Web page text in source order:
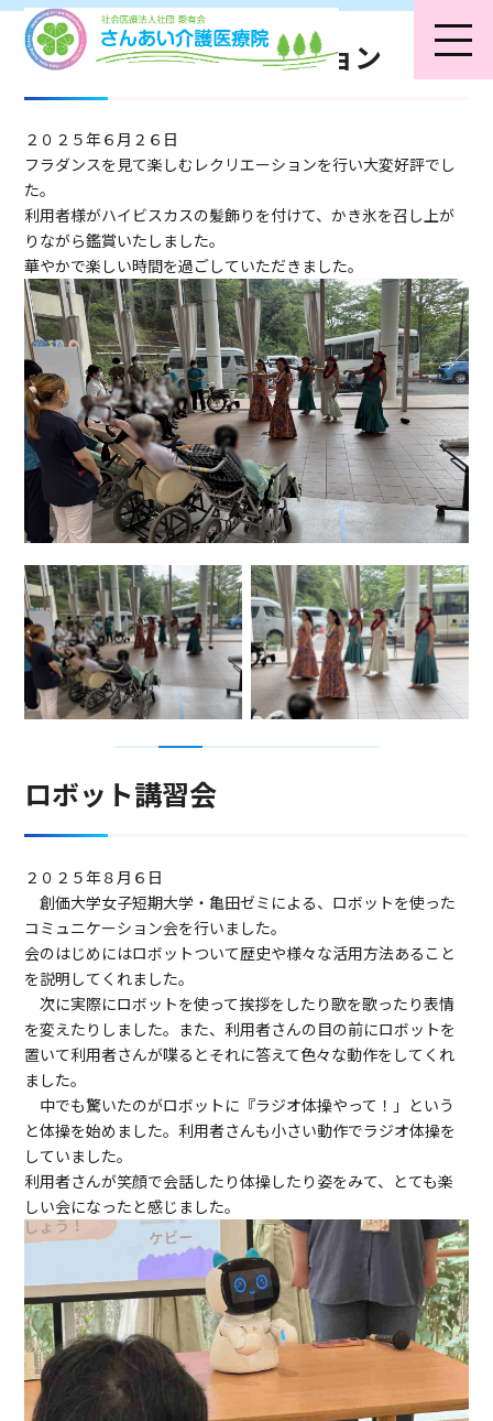
フラダンスレクリエーション
２０２５年６月２６日
フラダンスを見て楽しむレクリエーションを行い大変好評でし
た。
利用者様がハイビスカスの髪飾りを付けて、かき氷を召し上が
りながら鑑賞いたしました。
華やかで楽しい時間を過ごしていただきました。
ロボット講習会
２０２５年８月６日
創価大学女子短期大学・亀田ゼミによる、ロボットを使った
コミュニケーション会を行いました。
会のはじめにはロボットついて歴史や様々な活用方法あること
を説明してくれました。
次に実際にロボットを使って挨拶をしたり歌を歌ったり表情
を変えたりしました。また、利用者さんの目の前にロボットを
置いて利用者さんが喋るとそれに答えて色々な動作をしてくれ
ました。
中でも驚いたのがロボットに『ラジオ体操やって！」という
と体操を始めました。利用者さんも小さい動作でラジオ体操を
していました。
利用者さんが笑顔で会話したり体操したり姿をみて、とても楽
しい会になったと感じました。